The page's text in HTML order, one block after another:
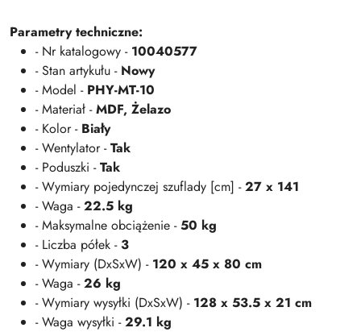
Parametry techniczne:
- Nr katalogowy - 10040577
- Stan artykułu - Nowy
- Model - PHY-MT-10
- Materiał -MDF, Żelazo
- Kolor - Biały
- Wentylator -Tak
- Poduszki -Tak
- Wymiary pojedynczej szuflady [cm] -27 x 141
- Waga -22.5 kg
- Maksymalne obciążenie -50 kg
- Liczba półek -3
- Wymiary (DxSxW) - 120 x 45 x 80 cm
- Waga -26 kg
- Wymiary wysyłki (DxSxW) - 128 x 53.5 x 21 cm
- Waga wysyłki -29.1 kg